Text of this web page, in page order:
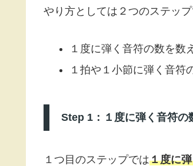
やり方としては２つのステッ
１度に弾く音符の数を数
１拍や１小節に弾く音符
Step 1：１度に弾く音符の
１つ目のステップでは１度に